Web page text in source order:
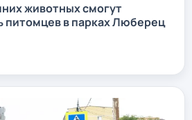
животных смогут
питомцев в парках Люберец